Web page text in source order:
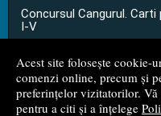
Acest site folosește cookie-
comenzi online, precum și
preferințelor vizitatorilor.
pentru a citi și a înțelege
Concursul Cangurul.
I-V
...toate știrile
© 2008 - 2026S.C.